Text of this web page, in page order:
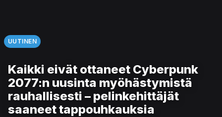
UUTINEN
Kaikki eivät ottaneet Cyberpunk
2077:n uusinta myöhästymistä
rauhallisesti – pelinkehittäjät
saaneet tappouhkauksia